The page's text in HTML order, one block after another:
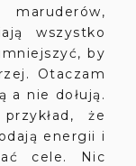
wszystko
by
Otaczam
a nie dołują.
że
energii i
cele. Nic